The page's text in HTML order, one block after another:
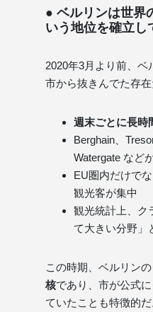
● ベルリンは世界
いう地位を確立し
2020年3月より前、
市から抜きんでた存在
週末ごとに長時
Berghain、
Watergate など
EU圏内だけで
観光客が集中
観光統計上、ク
て大きい分野」
この時期、ベルリン
核であり、市が公式
ていたことも特徴的だ